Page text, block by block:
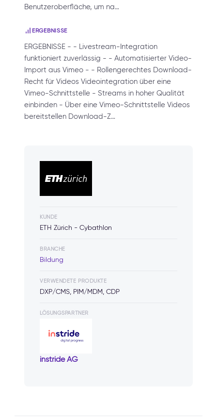
Benutzeroberfläche, um na…
ERGEBNISSE
ERGEBNISSE - - Livestream-Integration
funktioniert zuverlässig - - Automatisierter Video-
Import aus Vimeo - - Rollengerechtes Download-
Recht für Videos Videointegration über eine
Vimeo-Schnittstelle - Streams in hoher Qualität
einbinden - Über eine Vimeo-Schnittstelle Videos
bereitstellen Download-Z…
KUNDE
ETH Zürich - Cybathlon
BRANCHE
Bildung
VERWENDETE PRODUKTE
DXP/CMS, PIM/MDM, CDP
LÖSUNGSPARTNER
instride AG